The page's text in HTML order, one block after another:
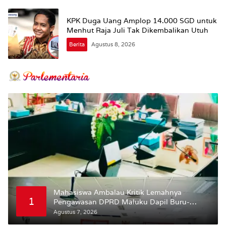
KPK Duga Uang Amplop 14.000 SGD untuk
Menhut Raja Juli Tak Dikembalikan Utuh
Berita Agustus 8, 2026
1
Mahasiswa Ambalau Kritik Lemahnya
Pengawasan DPRD Maluku Dapil Buru-
Bursel Terhadap Proses Perubahan Status
Jalan
Agustus 7, 2026